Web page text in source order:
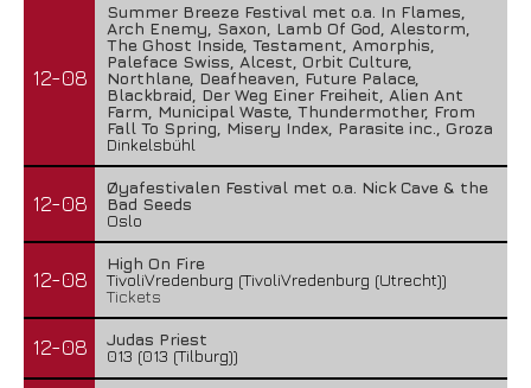
12-08
Summer Breeze Festival met o.a. In Flames,
Arch Enemy, Saxon, Lamb Of God, Alestorm,
The Ghost Inside, Testament, Amorphis,
Paleface Swiss, Alcest, Orbit Culture,
Northlane, Deafheaven, Future Palace,
Blackbraid, Der Weg Einer Freiheit, Alien Ant
Farm, Municipal Waste, Thundermother, From
Fall To Spring, Misery Index, Parasite inc., Groza
Dinkelsbühl
12-08
Øyafestivalen Festival met o.a. Nick Cave & the
Bad Seeds
Oslo
12-08
High On Fire
TivoliVredenburg (TivoliVredenburg (Utrecht))
Tickets
12-08
Judas Priest
013 (013 (Tilburg))